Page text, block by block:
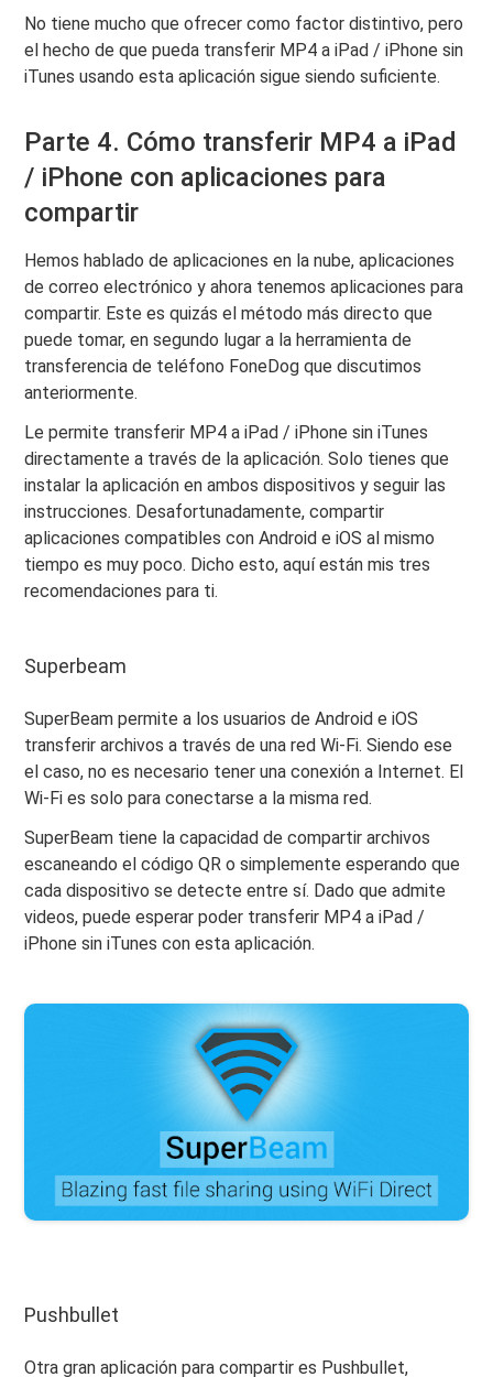
No tiene mucho que ofrecer como factor distintivo, pero
el hecho de que pueda transferir MP4 a iPad / iPhone sin
iTunes usando esta aplicación sigue siendo suficiente.
Parte 4. Cómo transferir MP4 a iPad
/ iPhone con aplicaciones para
compartir
Hemos hablado de aplicaciones en la nube, aplicaciones
de correo electrónico y ahora tenemos aplicaciones para
compartir. Este es quizás el método más directo que
puede tomar, en segundo lugar a la herramienta de
transferencia de teléfono FoneDog que discutimos
anteriormente.
Le permite transferir MP4 a iPad / iPhone sin iTunes
directamente a través de la aplicación. Solo tienes que
instalar la aplicación en ambos dispositivos y seguir las
instrucciones. Desafortunadamente, compartir
aplicaciones compatibles con Android e iOS al mismo
tiempo es muy poco. Dicho esto, aquí están mis tres
recomendaciones para ti.
Superbeam
SuperBeam permite a los usuarios de Android e iOS
transferir archivos a través de una red Wi-Fi. Siendo ese
el caso, no es necesario tener una conexión a Internet. El
Wi-Fi es solo para conectarse a la misma red.
SuperBeam tiene la capacidad de compartir archivos
escaneando el código QR o simplemente esperando que
cada dispositivo se detecte entre sí. Dado que admite
videos, puede esperar poder transferir MP4 a iPad /
iPhone sin iTunes con esta aplicación.
Pushbullet
Otra gran aplicación para compartir es Pushbullet,